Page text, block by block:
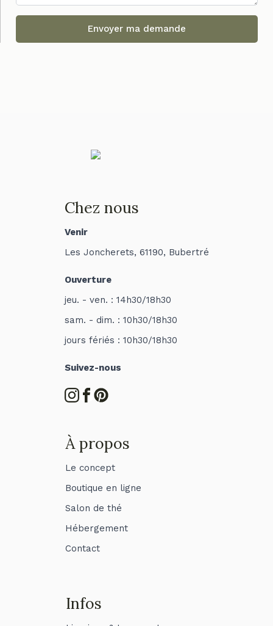
Envoyer ma demande
Chez nous
Venir
Les Joncherets, 61190, Bubertré
Ouverture
jeu. - ven. : 14h30/18h30
sam. - dim. : 10h30/18h30
jours fériés : 10h30/18h30
Suivez-nous
À propos
Le concept
Boutique en ligne
Salon de thé
Hébergement
Contact
Infos